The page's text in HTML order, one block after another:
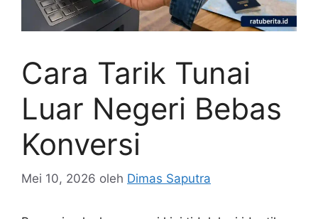
Cara Tarik Tunai
Luar Negeri Bebas
Konversi
Mei 10, 2026 oleh Dimas Saputra